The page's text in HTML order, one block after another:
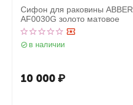
Сифон для раковины ABBER
AF0030G золото матовое
в наличии
10 000₽